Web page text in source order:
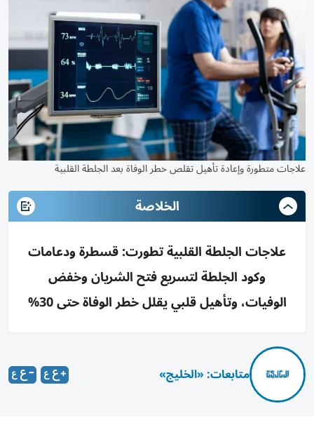
علاجات متطورة وإعادة تأهيل تقلص خطر الوفاة بعد الجلطة القلبية
الخلاصة
علاجات الجلطة القلبية تطورت: قسطرة ودعامات
وكود الجلطة لتسريع فتح الشريان وخفض
الوفيات، وتأهيل قلبي يقلل خطر الوفاة حتى 30%
متابعات: «الخليج»